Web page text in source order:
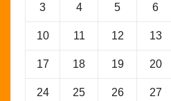
3 4 5 6
10 11 12 13
17 18 19 20
24 25 26 27